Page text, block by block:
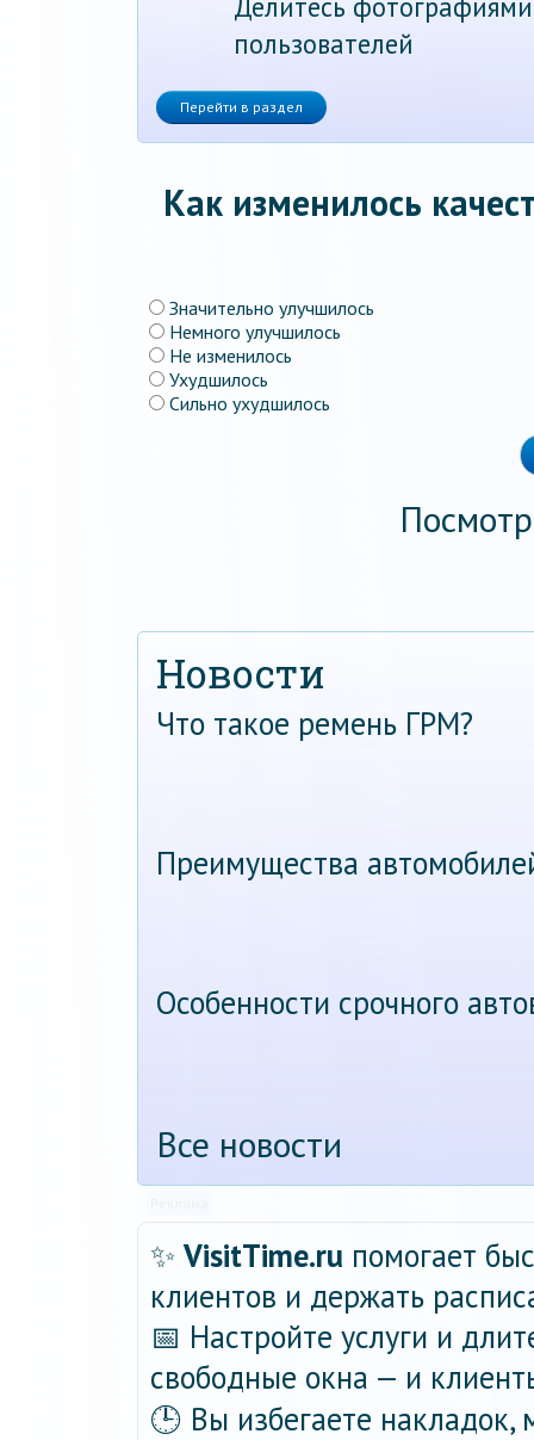
пользователей
Перейти в раздел
Как изменилось
Значительно улучшилось
Немного улучшилось
Не изменилось
Ухудшилось
Сильно ухудшилось
Новости
Что такое ремень ГРМ?
Преимущества
Особенности срочного
Все новости
✨ VisitTime.ru помогает
клиентов и держать
📅 Настройте услуги и
свободные окна — и
🕒 Вы избегаете